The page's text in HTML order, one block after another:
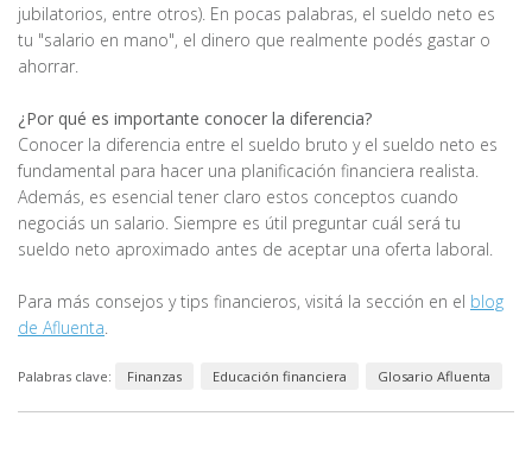
jubilatorios, entre otros). En pocas palabras, el sueldo neto es
tu "salario en mano", el dinero que realmente podés gastar o
ahorrar.
¿Por qué es importante conocer la diferencia?
Conocer la diferencia entre el sueldo bruto y el sueldo neto es
fundamental para hacer una planificación financiera realista.
Además, es esencial tener claro estos conceptos cuando
negociás un salario. Siempre es útil preguntar cuál será tu
sueldo neto aproximado antes de aceptar una oferta laboral.
Para más consejos y tips financieros, visitá la sección en el blog
de Afluenta
Palabras clave: Finanzas Educación financiera Glosario Afluenta